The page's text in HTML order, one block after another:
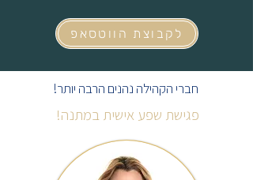
לקבוצת הווטסאפ
חברי הקהילה נהנים הרבה יותר!
פגישת שפע אישית במתנה!